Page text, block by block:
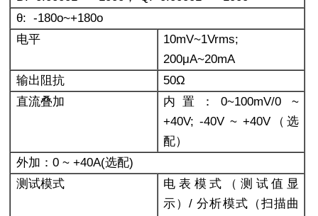
θ: -180o~+180o
电平
10mV~1Vrms;
200μA~20mA
输出阻抗
50Ω
直流叠加
内置：0~100mV/0 ~
+40V; -40V ~ +40V（选
配）
外加：0 ~ +40A(选配)
测试模式
电表模式（测试值显
示）/ 分析模式（扫描曲